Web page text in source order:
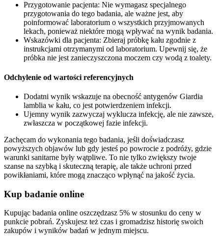
Przygotowanie pacjenta: Nie wymagasz specjalnego
przygotowania do tego badania, ale ważne jest, aby
poinformować laboratorium o wszystkich przyjmowanych
lekach, ponieważ niektóre mogą wpływać na wynik badania.
Wskazówki dla pacjenta: Zbieraj próbkę kału zgodnie z
instrukcjami otrzymanymi od laboratorium. Upewnij się, że
próbka nie jest zanieczyszczona moczem czy wodą z toalety.
Odchylenie od wartości referencyjnych
Dodatni wynik wskazuje na obecność antygenów Giardia
lamblia w kału, co jest potwierdzeniem infekcji.
Ujemny wynik zazwyczaj wyklucza infekcję, ale nie zawsze,
zwłaszcza w początkowej fazie infekcji.
Zachęcam do wykonania tego badania, jeśli doświadczasz
powyższych objawów lub gdy jesteś po powrocie z podróży, gdzie
warunki sanitarne były wątpliwe. To nie tylko zwiększy twoje
szanse na szybką i skuteczną terapię, ale także uchroni przed
powikłaniami, które mogą znacząco wpłynąć na jakość życia.
Kup badanie online
Kupując badania online oszczędzasz 5% w stosunku do ceny w
punkcie pobrań. Zyskujesz też czas i gromadzisz historię swoich
zakupów i wyników badań w jednym miejscu.